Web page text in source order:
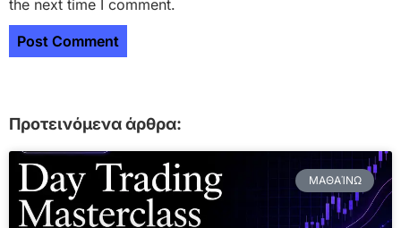
the next time I comment.
Προτεινόμενα άρθρα:
ΜΑΘΑΊΝΩ